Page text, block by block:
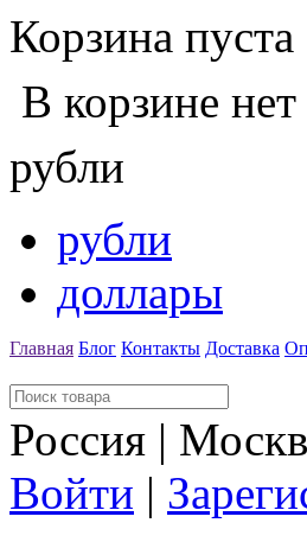
Корзина пуста
В корзине нет
рубли
рубли
доллары
Главная Блог Контакты Доставка
Россия |
Войти |